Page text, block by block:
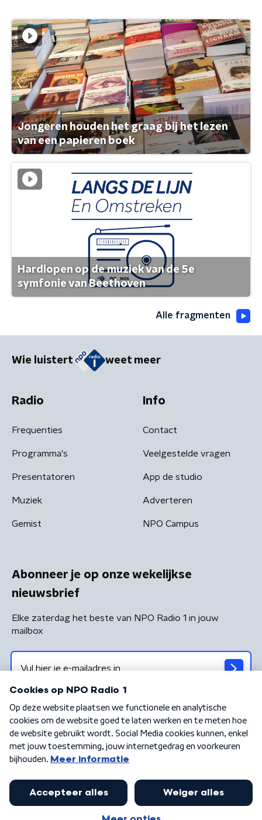
Jongeren houden het graag bij het lezen
van een papieren boek
Hardlopen op de muziek van de 5e
symfonie van Beethoven
Alle fragmenten
Wie luistert weet meer
Radio
Frequenties
Programma's
Presentatoren
Muziek
Gemist
Info
Contact
Veelgestelde vragen
App de studio
Adverteren
NPO Campus
Abonneer je op onze wekelijkse
nieuwsbrief
Elke zaterdag het beste van NPO Radio 1 in jouw
mailbox
Algemene voorwaarden